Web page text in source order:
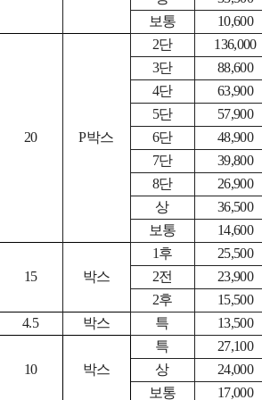
보통
10,600
20 P박스
2단
136,000
3단
88,600
4단
63,900
5단
57,900
6단
48,900
7단
39,800
8단
26,900
상
36,500
보통
14,600
15 박스
1후
25,500
2전
23,900
2후
15,500
4.5 박스 특 13,500
10 박스
특
27,100
상
24,000
보통
17,000